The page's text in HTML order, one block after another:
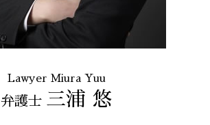
Lawyer Miura Yuu
弁護士 三浦 悠